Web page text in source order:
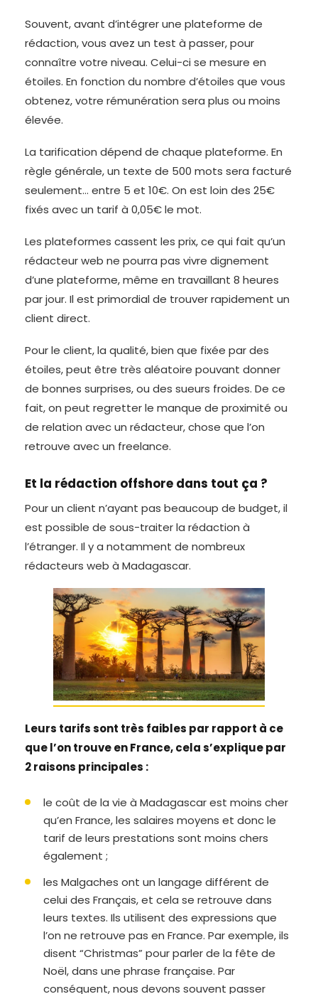
Souvent, avant d’intégrer une plateforme de
rédaction, vous avez un test à passer, pour
connaître votre niveau. Celui-ci se mesure en
étoiles. En fonction du nombre d’étoiles que vous
obtenez, votre rémunération sera plus ou moins
élevée.
La tarification dépend de chaque plateforme. En
règle générale, un texte de 500 mots sera facturé
seulement… entre 5 et 10€. On est loin des 25€
fixés avec un tarif à 0,05€ le mot.
Les plateformes cassent les prix, ce qui fait qu’un
rédacteur web ne pourra pas vivre dignement
d’une plateforme, même en travaillant 8 heures
par jour. Il est primordial de trouver rapidement un
client direct.
Pour le client, la qualité, bien que fixée par des
étoiles, peut être très aléatoire pouvant donner
de bonnes surprises, ou des sueurs froides. De ce
fait, on peut regretter le manque de proximité ou
de relation avec un rédacteur, chose que l’on
retrouve avec un freelance.
Et la rédaction offshore dans tout ça ?
Pour un client n’ayant pas beaucoup de budget, il
est possible de sous-traiter la rédaction à
l’étranger. Il y a notamment de nombreux
rédacteurs web à Madagascar.
Leurs tarifs sont très faibles par rapport à ce
que l’on trouve en France, cela s’explique par
2 raisons principales :
le coût de la vie à Madagascar est moins cher
qu’en France, les salaires moyens et donc le
tarif de leurs prestations sont moins chers
également ;
les Malgaches ont un langage différent de
celui des Français, et cela se retrouve dans
leurs textes. Ils utilisent des expressions que
l’on ne retrouve pas en France. Par exemple, ils
disent “Christmas” pour parler de la fête de
Noël, dans une phrase française. Par
conséquent, nous devons souvent passer